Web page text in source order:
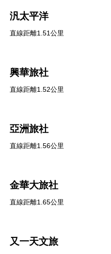
汎太平洋
直線距離1.51公里
興華旅社
直線距離1.52公里
亞洲旅社
直線距離1.56公里
金華大旅社
直線距離1.65公里
又一天文旅